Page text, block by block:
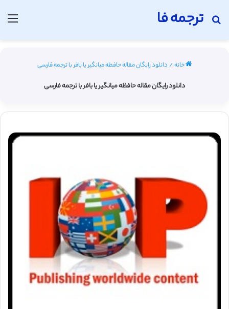
ترجمه فا
جستجو برای
خانه/ دانلود رایگان مقاله حافظه میانگیر یا بافر با ترجمه فارسی
دانلود رایگان مقاله حافظه میانگیر یا بافر با ترجمه فارسی